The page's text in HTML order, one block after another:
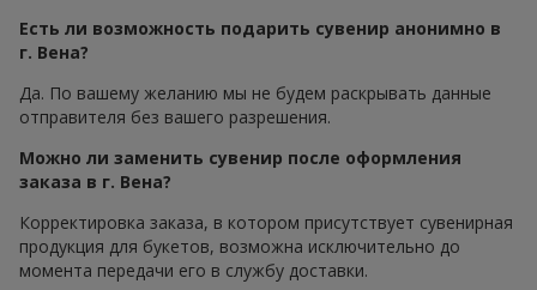
Есть ли возможность подарить сувенир анонимно в
г. Вена?
Да. По вашему желанию мы не будем раскрывать данные
отправителя без вашего разрешения.
Можно ли заменить сувенир после оформления
заказа в г. Вена?
Корректировка заказа, в котором присутствует сувенирная
продукция для букетов, возможна исключительно до
момента передачи его в службу доставки.